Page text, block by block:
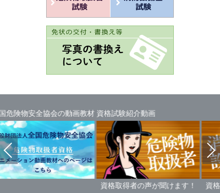
協会の動画教材 資格試験紹介動画
資格取得者の声が聞けます！ 資格取得者の